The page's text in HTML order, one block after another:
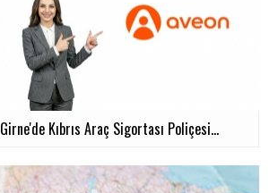
Girne'de Kıbrıs Araç Sigortası Poliçesi...